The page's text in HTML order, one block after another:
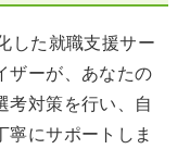
した就職支援サー
ザーが、あなたの
考対策を行い、自
寧にサポートしま